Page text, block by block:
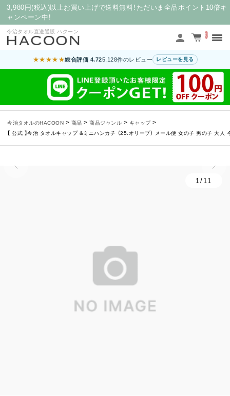
3,980円(税込)以上お買い上げで送料無料！ただいま全品ポイント10倍キ
ャンペーン中！
今治タオル直送通販 ハクーン
0
★★★★★総合評価 4.725,128件のレビュー レビューを見る
今治タオルのHACOON > 商品 > 商品ジャンル > キャップ>
【 公式 】今治 タオルキャップ &ミニハンカチ （25.オリーブ） メール便 女の子 男の子 大
1/11